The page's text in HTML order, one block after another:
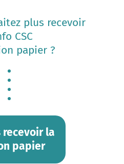
plus recevoir
CSC
papier ?
recevoir la
papier